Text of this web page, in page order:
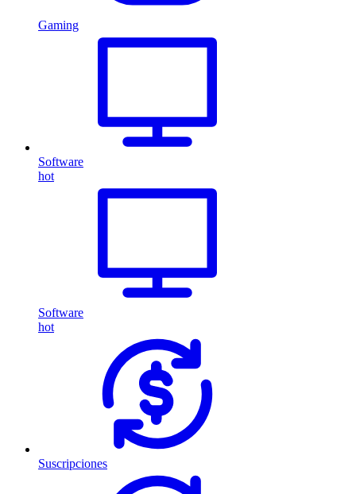
Gaming
Software
hot
Software
hot
Suscripciones